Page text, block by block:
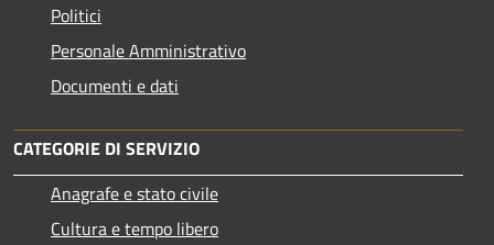
Politici
Personale Amministrativo
Documenti e dati
CATEGORIE DI SERVIZIO
Anagrafe e stato civile
Cultura e tempo libero